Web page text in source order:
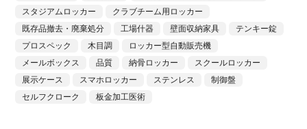
スタジアムロッカー
クラブチーム用ロッカー
既存品撤去・廃棄処分
工場什器 壁面収納家具
テンキー錠
プロスペック
木目調
ロッカー型自動販売機
メールボックス
品質 納骨ロッカー
スクールロッカー
展示ケース
スマホロッカー ステンレス
制御盤
セルフクローク
板金加工医術